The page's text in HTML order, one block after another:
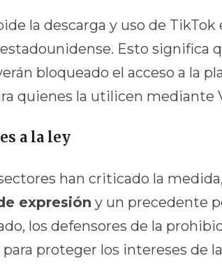
la descarga y uso de
Esto significa
bloqueado el acceso a la
quienes la utilicen mediante
a la ley
han criticado la
expresión y un precedente
los defensores de la
proteger los intereses de